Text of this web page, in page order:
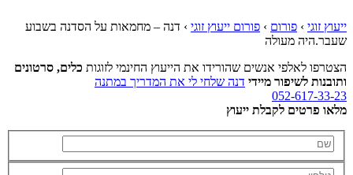
ייעוץ זוגי › פורום › פורום ייעוץ זוגי › דנה – מחמאות על הסדנה בשבוע
שעבר.היה מעולה
הצטרפו לאלפי אנשים שהורידו את הייעוץ החינמי לזוגות כלים, סרטונים
ותובנות לשיפור מיידי דנה שלחי לי את המדריך במתנה
052-617-33-23
מלאו פרטים לקבלת ייעוץ